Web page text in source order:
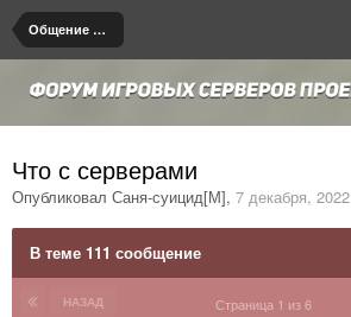
Общение на любые темы
Что с серверами
Опубликовал Саня-суицид[М], 7 декабря, 2022
В теме 111 сообщение
НАЗАД Страница 1 из 6